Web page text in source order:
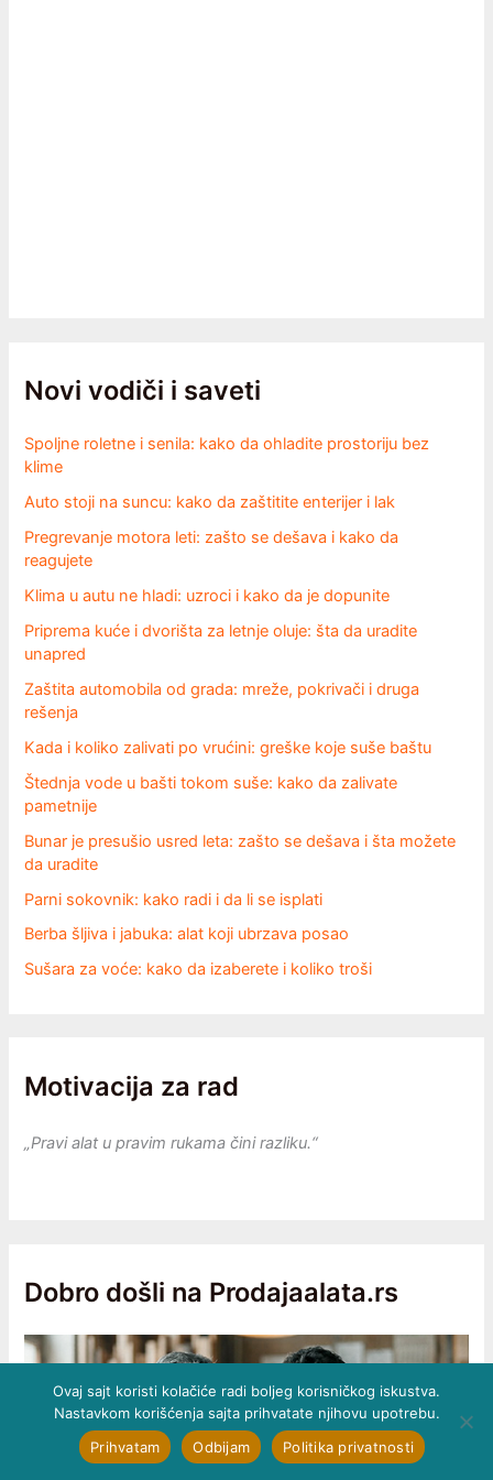
Novi vodiči i saveti
Spoljne roletne i senila: kako da ohladite prostoriju bez
klime
Auto stoji na suncu: kako da zaštitite enterijer i lak
Pregrevanje motora leti: zašto se dešava i kako da
reagujete
Klima u autu ne hladi: uzroci i kako da je dopunite
Priprema kuće i dvorišta za letnje oluje: šta da uradite
unapred
Zaštita automobila od grada: mreže, pokrivači i druga
rešenja
Kada i koliko zalivati po vrućini: greške koje suše baštu
Štednja vode u bašti tokom suše: kako da zalivate
pametnije
Bunar je presušio usred leta: zašto se dešava i šta možete
da uradite
Parni sokovnik: kako radi i da li se isplati
Berba šljiva i jabuka: alat koji ubrzava posao
Sušara za voće: kako da izaberete i koliko troši
Motivacija za rad
„Pravi alat u pravim rukama čini razliku.“
Dobro došli na Prodajaalata.rs
Ovaj sajt koristi kolačiće radi boljeg korisničkog iskustva.
Nastavkom korišćenja sajta prihvatate njihovu upotrebu.
Prihvatam
Odbijam Politika privatnosti